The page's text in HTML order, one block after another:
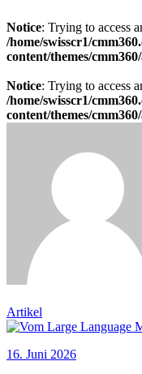
Notice: Trying to access
/home/swisscr1/
content/themes/
Notice: Trying to access
/home/swisscr1/
content/themes/
Artikel
16. Juni 2026